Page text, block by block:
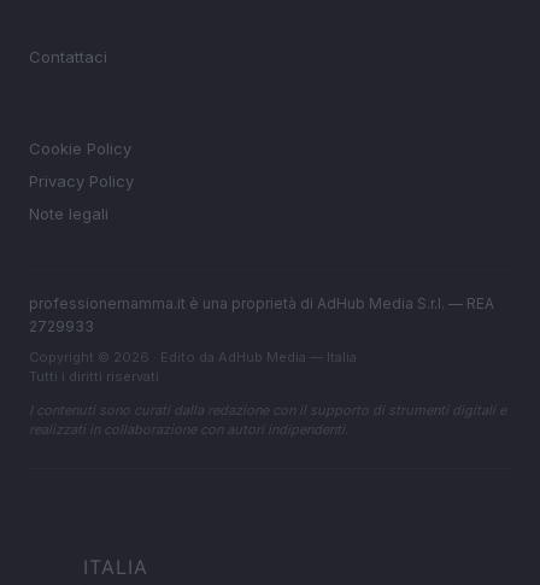
Contattaci
Cookie Policy
Privacy Policy
Note legali
professionemamma.it è una proprietà di AdHub Media S.r.l. — REA
2729933
Copyright © 2026 · Edito da AdHub Media — Italia
Tutti i diritti riservati
I contenuti sono curati dalla redazione con il supporto di strumenti digitali e
realizzati in collaborazione con autori indipendenti.
ITALIA